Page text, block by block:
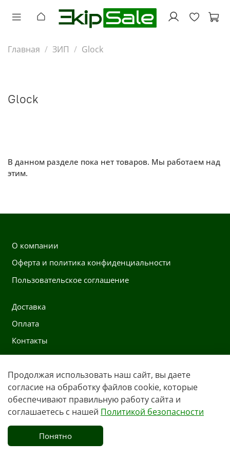
Главная ЗИП Glock
Glock
В данном разделе пока нет товаров. Мы работаем над
этим.
О компании
Оферта и политика конфиденциальности
Пользовательское соглашение
Доставка
Оплата
Контакты
+7 991 222 0197
Whatsapp
Продолжая использовать наш сайт, вы даете
согласие на обработку файлов cookie, которые
обеспечивают правильную работу сайта и
соглашаетесь с нашей Политикой безопасности
Понятно